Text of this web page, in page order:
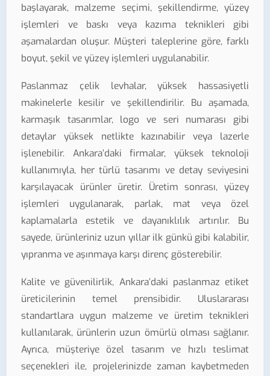
başlayarak, malzeme seçimi, şekillendirme, yüzey
işlemleri ve baskı veya kazıma teknikleri gibi
aşamalardan oluşur. Müşteri taleplerine göre, farklı
boyut, şekil ve yüzey işlemleri uygulanabilir.
Paslanmaz çelik levhalar, yüksek hassasiyetli
makinelerle kesilir ve şekillendirilir. Bu aşamada,
karmaşık tasarımlar, logo ve seri numarası gibi
detaylar yüksek netlikte kazınabilir veya lazerle
işlenebilir. Ankara’daki firmalar, yüksek teknoloji
kullanımıyla, her türlü tasarımı ve detay seviyesini
karşılayacak ürünler üretir. Üretim sonrası, yüzey
işlemleri uygulanarak, parlak, mat veya özel
kaplamalarla estetik ve dayanıklılık artırılır. Bu
sayede, ürünleriniz uzun yıllar ilk günkü gibi kalabilir,
yıpranma ve aşınmaya karşı direnç gösterebilir.
Kalite ve güvenilirlik, Ankara’daki paslanmaz etiket
üreticilerinin temel prensibidir. Uluslararası
standartlara uygun malzeme ve üretim teknikleri
kullanılarak, ürünlerin uzun ömürlü olması sağlanır.
Ayrıca, müşteriye özel tasarım ve hızlı teslimat
seçenekleri ile, projelerinizde zaman kaybetmeden